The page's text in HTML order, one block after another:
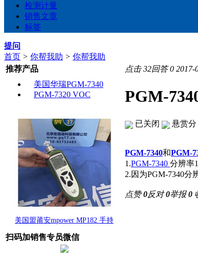
检测计量
销售文章
标签
提问
首页 > 你帮我助 > 你帮我助
推荐产品
美国华瑞PGM-7340
PGM-7320 VOC
美国盟莆安mpower MP182 手持
扫码加销售专员微信
点击32回答0 2017-
PGM-
已关闭 悬赏分
PGM-7340和PGM-
1.PGM-7340 分辨率
2.因为PGM-7340分
点赞0反对0举报0